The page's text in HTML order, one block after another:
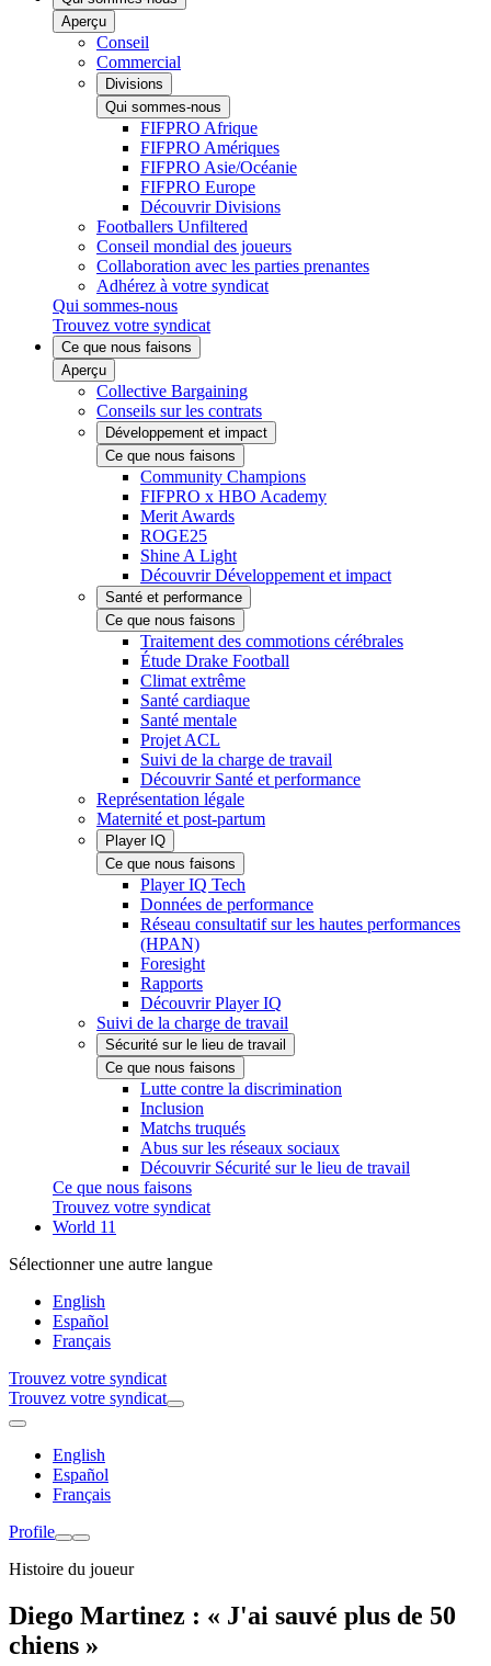
Aperçu
Conseil
Commercial
Divisions
Qui sommes-nous
FIFPRO Afrique
FIFPRO Amériques
FIFPRO Asie/Océanie
FIFPRO Europe
Découvrir Divisions
Footballers Unfiltered
Conseil mondial des joueurs
Collaboration avec les parties prenantes
Adhérez à votre syndicat
Qui sommes-nous
Trouvez votre syndicat
Ce que nous faisons
Aperçu
Collective Bargaining
Conseils sur les contrats
Développement et impact
Ce que nous faisons
Community Champions
FIFPRO x HBO Academy
Merit Awards
ROGE25
Shine A Light
Découvrir Développement et impact
Santé et performance
Ce que nous faisons
Traitement des commotions cérébrales
Étude Drake Football
Climat extrême
Santé cardiaque
Santé mentale
Projet ACL
Suivi de la charge de travail
Découvrir Santé et performance
Représentation légale
Maternité et post-partum
Player IQ
Ce que nous faisons
Player IQ Tech
Données de performance
Réseau consultatif sur les hautes performances
(HPAN)
Foresight
Rapports
Découvrir Player IQ
Suivi de la charge de travail
Sécurité sur le lieu de travail
Ce que nous faisons
Lutte contre la discrimination
Inclusion
Matchs truqués
Abus sur les réseaux sociaux
Découvrir Sécurité sur le lieu de travail
Ce que nous faisons
Trouvez votre syndicat
World 11
Sélectionner une autre langue
English
Español
Français
Trouvez votre syndicat
Trouvez votre syndicat
English
Español
Français
Profile
Histoire du joueur
Diego Martinez : « J'ai sauvé plus de 50
chiens »